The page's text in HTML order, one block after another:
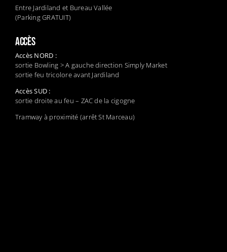
Entre Jardiland et Bureau Vallée
(Parking GRATUIT)
ACCÈS
Accès NORD :
sortie Bowling > A gauche direction Simply Market
sortie feu tricolore avant Jardiland
Accès SUD :
sortie droite au feu – ZAC de la cigogne
Tramway à proximité (arrêt St Marceau)